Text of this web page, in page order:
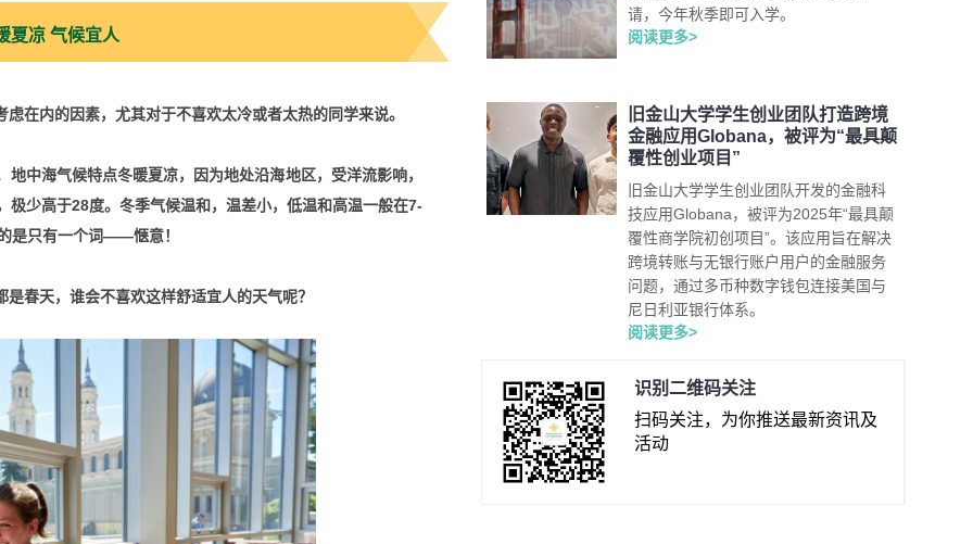
夏凉 气候宜人
在内的因素，尤其对于不喜欢太冷或者太热的同学来说。
中海气候特点冬暖夏凉，因为地处沿海地区，受洋流影响，
少高于28度。冬季气候温和，温差小，低温和高温一般在7-
是只有一个词——惬意！
春天，谁会不喜欢这样舒适宜人的天气呢？
请，今年秋季即可入学。
阅读更多>
旧金山大学学生创业团队打造跨境
金融应用Globana，被评为“最具颠
覆性创业项目”
旧金山大学学生创业团队开发的金融科
技应用Globana，被评为2025年“最具颠
覆性商学院初创项目”。该应用旨在解决
跨境转账与无银行账户用户的金融服务
问题，通过多币种数字钱包连接美国与
尼日利亚银行体系。
阅读更多>
识别二维码关注
扫码关注，为你推送最新资讯及
活动